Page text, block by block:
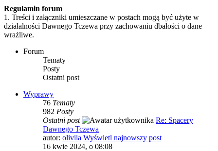
Regulamin forum
1. Treści i załączniki umieszczane w postach mogą być użyte w
działalności Dawnego Tczewa przy zachowaniu dbałości o dane
wrażliwe.
Forum
Tematy
Posty
Ostatni post
Wyprawy
76 Tematy
982 Posty
Ostatni post
Re: Spacery
Dawnego Tczewa
autor: oliviia Wyświetl najnowszy post
16 kwie 2024, o 08:08